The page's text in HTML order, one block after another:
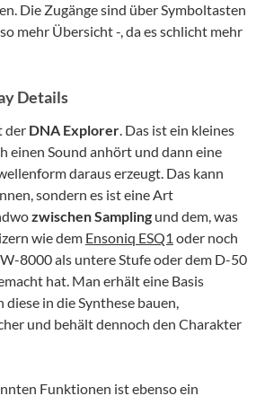
Die Zugänge sind über Symboltasten
mehr Übersicht -, da es schlicht mehr
Details
der DNA Explorer. Das ist ein kleines
einen Sound anhört und dann eine
daraus erzeugt. Das kann
sondern es ist eine Art
zwischenSampling und dem, was
wie dem Ensoniq ESQ1 oder noch
8000 als untere Stufe oder dem D-50
hat. Man erhält eine Basis
in die Synthese bauen,
und behält dennoch den Charakter
Funktionen ist ebenso ein